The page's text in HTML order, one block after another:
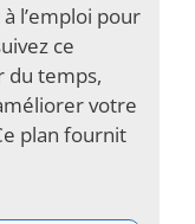
l’emploi pour
ce
du temps,
votre
plan fournit